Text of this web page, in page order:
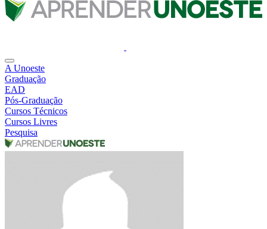
A Unoeste
Graduação
EAD
Pós-Graduação
Cursos Técnicos
Cursos Livres
Pesquisa